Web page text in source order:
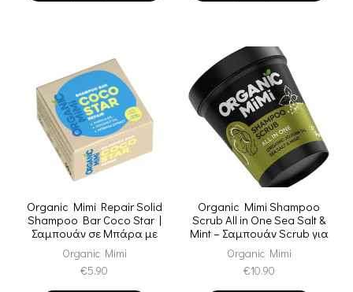
Organic Mimi Repair Solid
Shampoo Bar Coco Star |
Σαμπουάν σε Μπάρα με
Καρύδα & Marula για
Επανόρθωση
Organic Mimi
€5.90
Organic Mimi Shampoo
Scrub All in One Sea Salt &
Mint – Σαμπουάν Scrub για
Όλους τους Τύπους
Μαλλιών με Αλάτι &
Εκχύλισμα Μέντας
Organic Mimi
€10.90